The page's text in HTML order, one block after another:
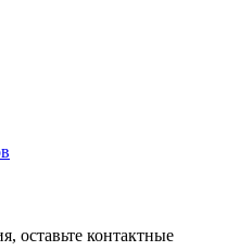
оставьте контактные